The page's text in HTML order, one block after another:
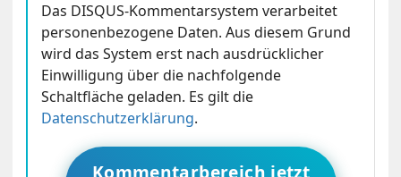
Das DISQUS-Kommentarsystem verarbeitet
personenbezogene Daten. Aus diesem Grund
wird das System erst nach ausdrücklicher
Einwilligung über die nachfolgende
Schaltfläche geladen. Es gilt die
Datenschutzerklärung.